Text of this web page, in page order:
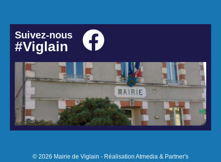
Suivez-nous
#Viglain
© 2026 Mairie de Viglain - Réalisation Atmedia & Partner's